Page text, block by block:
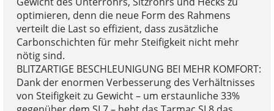
optimieren, denn die neue Form des Rahmens
verteilt die Last so effizient, dass zusätzliche
Carbonschichten für mehr Steifigkeit nicht mehr
nötig sind.
BLITZARTIGE BESCHLEUNIGUNG BEI MEHR KOMFORT:
Dank der enormen Verbesserung des Verhältnisses
von Steifigkeit zu Gewicht – um erstaunliche 33%